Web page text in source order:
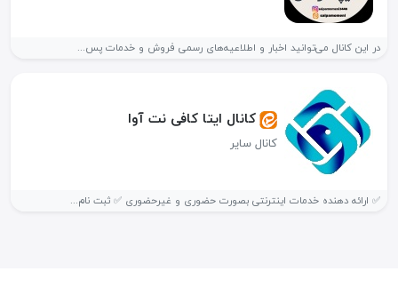
در این کانال می‌توانید اخبار و اطلاعیه‌های رسمی فروش و خدمات پس...
کانال ایتا کافی نت آوا
کانال سایر
✅ ارائه دهنده خدمات اینترنتی بصورت حضوری و غیرحضوری ✅ ثبت نام...